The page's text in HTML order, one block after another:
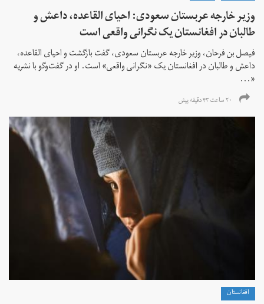
وزیر خارجه عربستان سعودی: احیای القاعده،‌ داعش و
طالبان در افغانستان یک نگرانی واقعی است
فیصل بن فرحان، ‌وزیر خارجه عربستان سعودی، گفت بازگشت و احیای القاعده،‌
داعش و طالبان در افغانستان یک «نگرانی واقعی» است. او در گفت‌وگو با نشریه
«...
۲۰ ساعت ۴۳ دقیقه پیش
افغانستان